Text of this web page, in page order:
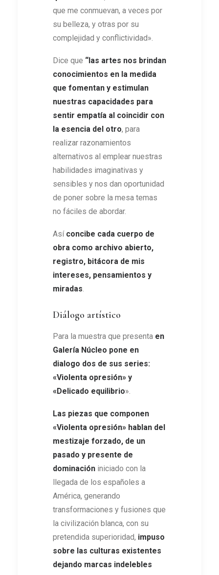
que me conmuevan, a veces por
su belleza, y otras por su
complejidad y conflictividad».
Dice que “las artes nos brindan
conocimientos en la medida
que fomentan y estimulan
nuestras capacidades para
sentir empatía al coincidir con
la esencia del otro, para
realizar razonamientos
alternativos al emplear nuestras
habilidades imaginativas y
sensibles y nos dan oportunidad
de poner sobre la mesa temas
no fáciles de abordar.
Así concibe cada cuerpo de
obra como archivo abierto,
registro, bitácora de mis
intereses, pensamientos y
miradas.
Diálogo artístico
Para la muestra que presenta en
Galería Núcleo pone en
dialogo dos de sus series:
«Violenta opresión» y
«Delicado equilibrio».
Las piezas que componen
«Violenta opresión» hablan del
mestizaje forzado, de un
pasado y presente de
dominación iniciado con la
llegada de los españoles a
América, generando
transformaciones y fusiones que
la civilización blanca, con su
pretendida superioridad, impuso
sobre las culturas existentes
dejando marcas indelebles